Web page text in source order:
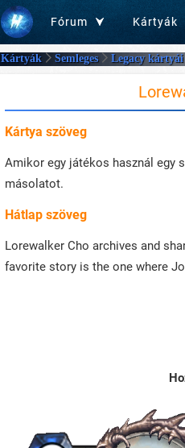
Fórum Kártyák
Kártyák Semleges Legacy kártyái
Kártya szöveg
Amikor egy játékos használ egy
másolatot.
Hátlap szöveg
Lorewalker Cho archives and
favorite story is the one where